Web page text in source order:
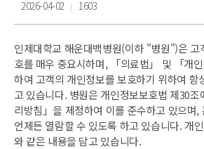
2026-04-02 1603
인제대학교 해운대백병원(이하 "병원")은 고
호를 매우 중요시하며, 「의료법」 및 「개
하여 고객의 개인정보를 보호하기 위하여 항
고 있습니다. 병원은 개인정보보호법 제30
리방침」을 제정하여 이를 준수하고 있으며,
언제든 열람할 수 있도록 하고 있습니다. 개
와 같은 내용을 담고 있습니다.